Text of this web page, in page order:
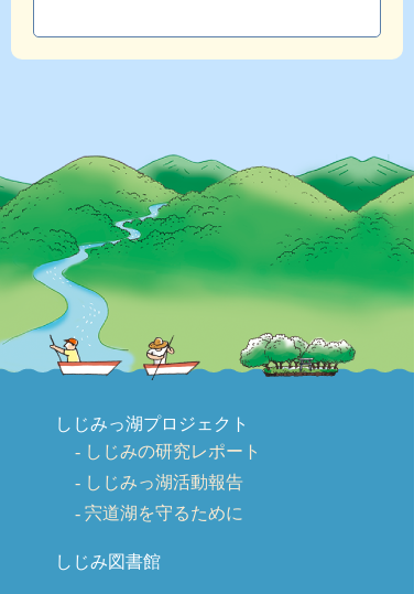
しじみっ湖プロジェクト
しじみの研究レポート
しじみっ湖活動報告
宍道湖を守るために
しじみ図書館